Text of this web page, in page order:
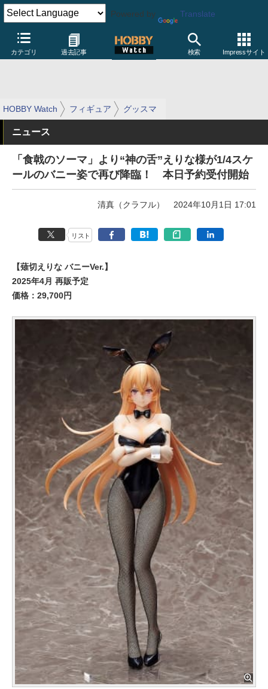
Powered by Translate
カテゴリ 過去記事 検索 Impressサイト
HOBBY Watch フィギュア グッスマ
ニュース
「食戟のソーマ」より“神の舌”えりな様が1/4スケ
ールのバニー姿で再び降臨！ 本日予約受付開始
清真（クラフル） 2024年10月1日 17:01
リスト
【薙切えりな バニーVer.】
2025年4月 再販予定
価格：29,700円